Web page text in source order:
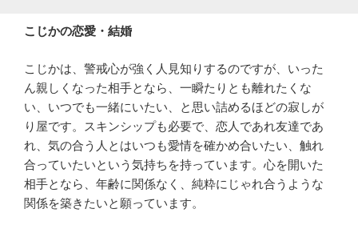
こじかの恋愛・結婚
こじかは、警戒心が強く人見知りするのですが、いった
ん親しくなった相手となら、一瞬たりとも離れたくな
い、いつでも一緒にいたい、と思い詰めるほどの寂しが
り屋です。スキンシップも必要で、恋人であれ友達であ
れ、気の合う人とはいつも愛情を確かめ合いたい、触れ
合っていたいという気持ちを持っています。心を開いた
相手となら、年齢に関係なく、純粋にじゃれ合うような
関係を築きたいと願っています。